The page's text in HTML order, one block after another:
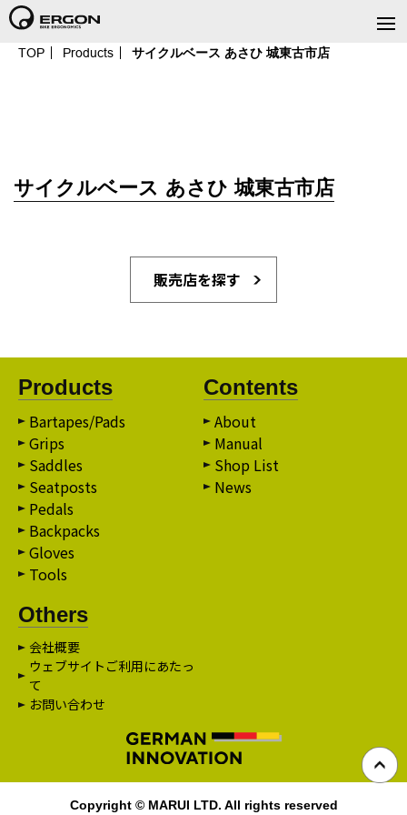
TOP Products サイクルベース あさひ 城東古市店
サイクルベース あさひ 城東古市店
販売店を探す
Products
Bartapes/Pads
Grips
Saddles
Seatposts
Pedals
Backpacks
Gloves
Tools
Contents
About
Manual
Shop List
News
Others
会社概要
ウェブサイトご利用にあたっ
て
お問い合わせ
Copyright © MARUI LTD. All rights reserved